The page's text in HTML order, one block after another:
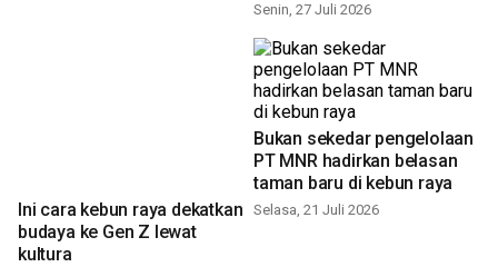
Senin, 27 Juli 2026
Ini cara kebun raya dekatkan
budaya ke Gen Z lewat
kultura
Bukan sekedar pengelolaan